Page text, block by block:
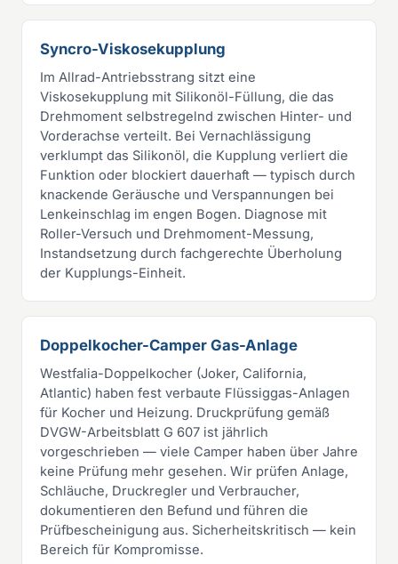
Syncro-Viskosekupplung
Im Allrad-Antriebsstrang sitzt eine
Viskosekupplung mit Silikonöl-Füllung, die das
Drehmoment selbstregelnd zwischen Hinter- und
Vorderachse verteilt. Bei Vernachlässigung
verklumpt das Silikonöl, die Kupplung verliert die
Funktion oder blockiert dauerhaft — typisch durch
knackende Geräusche und Verspannungen bei
Lenkeinschlag im engen Bogen. Diagnose mit
Roller-Versuch und Drehmoment-Messung,
Instandsetzung durch fachgerechte Überholung
der Kupplungs-Einheit.
Doppelkocher-Camper Gas-Anlage
Westfalia-Doppelkocher (Joker, California,
Atlantic) haben fest verbaute Flüssiggas-Anlagen
für Kocher und Heizung. Druckprüfung gemäß
DVGW-Arbeitsblatt G 607 ist jährlich
vorgeschrieben — viele Camper haben über Jahre
keine Prüfung mehr gesehen. Wir prüfen Anlage,
Schläuche, Druckregler und Verbraucher,
dokumentieren den Befund und führen die
Prüfbescheinigung aus. Sicherheitskritisch — kein
Bereich für Kompromisse.